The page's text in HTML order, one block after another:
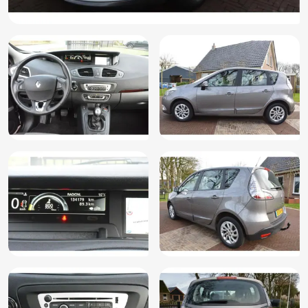
Hill hold functie
Isofix bevestiging voor kinderzitjes
Keyless entry
LED dagrijverlichting
Lederen/stof bekleding
Lederen stuurwiel
Lendesteun(en) verstelbaar
Lichtmetalen velgen
Lichtmetalen velgen 16"
Lichtmetalen velgen 17"
Metallic lak
MP3 aansluiting
Multimedia-voorbereiding